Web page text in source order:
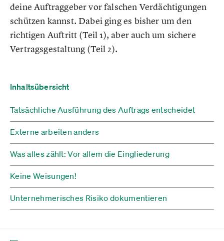
deine Auftraggeber vor falschen Verdächtigungen
schützen kannst. Dabei ging es bisher um den
richtigen Auftritt (Teil 1), aber auch um sichere
Vertragsgestaltung (Teil 2).
Inhaltsübersicht
Tatsächliche Ausführung des Auftrags entscheidet
Externe arbeiten anders
Was alles zählt: Vor allem die Eingliederung
Keine Weisungen!
Unternehmerisches Risiko dokumentieren